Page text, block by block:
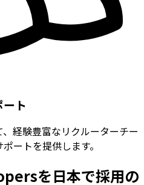
ト
経験豊富なリクルーターチー
ートを提供します。
を日本で採用の